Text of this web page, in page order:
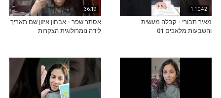
1:10:42
מאיר תבורי - קבלה מעשית
והשבעות מלאכים 01
36:19
אסתר שפר - אבחון איזון שם תאריך
לידה נומרולוגית הצקרות